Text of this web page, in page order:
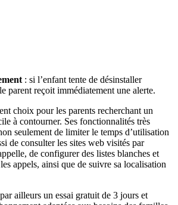
: si l’enfant tente de désinstaller
parent reçoit immédiatement une alerte.
choix pour les parents recherchant un
à contourner. Ses fonctionnalités très
seulement de limiter le temps d’utilisation
de consulter les sites web visités par
de configurer des listes blanches et
appels, ainsi que de suivre sa localisation
ailleurs un essai gratuit de 3 jours et